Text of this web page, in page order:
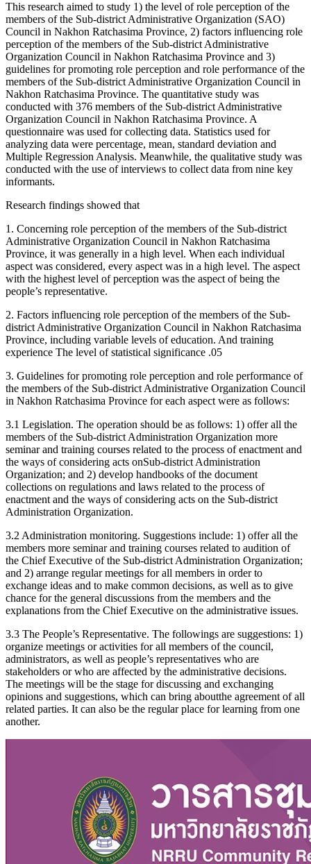
This research aimed to study 1) the level of role perception of the
members of the Sub-district Administrative Organization (SAO)
Council in Nakhon Ratchasima Province, 2) factors influencing role
perception of the members of the Sub-district Administrative
Organization Council in Nakhon Ratchasima Province and 3)
guidelines for promoting role perception and role performance of the
members of the Sub-district Administrative Organization Council in
Nakhon Ratchasima Province. The quantitative study was
conducted with 376 members of the Sub-district Administrative
Organization Council in Nakhon Ratchasima Province. A
questionnaire was used for collecting data. Statistics used for
analyzing data were percentage, mean, standard deviation and
Multiple Regression Analysis. Meanwhile, the qualitative study was
conducted with the use of interviews to collect data from nine key
informants.
Research findings showed that
1. Concerning role perception of the members of the Sub-district
Administrative Organization Council in Nakhon Ratchasima
Province, it was generally in a high level. When each individual
aspect was considered, every aspect was in a high level. The aspect
with the highest level of perception was the aspect of being the
people’s representative.
2. Factors influencing role perception of the members of the Sub-
district Administrative Organization Council in Nakhon Ratchasima
Province, including variable levels of education. And training
experience The level of statistical significance .05
3. Guidelines for promoting role perception and role performance of
the members of the Sub-district Administrative Organization Council
in Nakhon Ratchasima Province for each aspect were as follows:
3.1 Legislation. The operation should be as follows: 1) offer all the
members of the Sub-district Administration Organization more
seminar and training courses related to the process of enactment and
the ways of considering acts onSub-district Administration
Organization; and 2) develop handbooks of the document
collections on regulations and laws related to the process of
enactment and the ways of considering acts on the Sub-district
Administration Organization.
3.2 Administration monitoring. Suggestions include: 1) offer all the
members more seminar and training courses related to audition of
the Chief Executive of the Sub-district Administration Organization;
and 2) arrange regular meetings for all members in order to
exchange ideas and to make common decisions, as well as to give
chance for the general discussions from the members and the
explanations from the Chief Executive on the administrative issues.
3.3 The People’s Representative. The followings are suggestions: 1)
organize meetings or activities for all members of the council,
administrators, as well as people’s representatives who are
stakeholders or who are affected by the administrative decisions.
The meetings will be the stage for discussing and exchanging
opinions and suggestions, which can bring aboutthe agreement of all
related parties. It can also be the regular place for learning from one
another.